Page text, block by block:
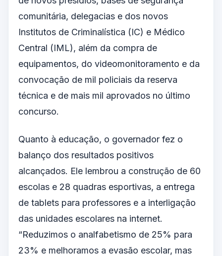
comunitária, delegacias e dos novos
Institutos de Criminalística (IC) e Médico
Central (IML), além da compra de
equipamentos, do videomonitoramento e da
convocação de mil policiais da reserva
técnica e de mais mil aprovados no último
concurso.
Quanto à educação, o governador fez o
balanço dos resultados positivos
alcançados. Ele lembrou a construção de 60
escolas e 28 quadras esportivas, a entrega
de tablets para professores e a interligação
das unidades escolares na internet.
“Reduzimos o analfabetismo de 25% para
23% e melhoramos a evasão escolar, mas